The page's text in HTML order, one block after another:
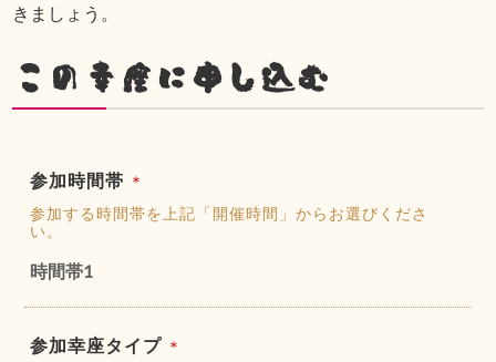
きましょう。
この幸座に申し込む
参加時間帯 ＊
参加する時間帯を上記「開催時間」からお選びくださ
い。
時間帯1
参加幸座タイプ ＊